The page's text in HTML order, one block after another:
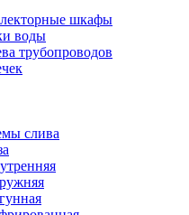
шкафы
воды
трубопроводов
слива